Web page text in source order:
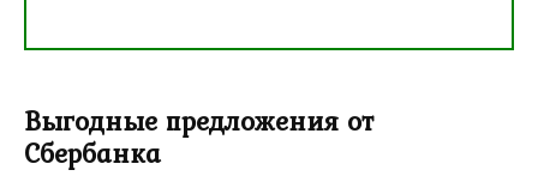
Выгодные предложения от
Сбербанка